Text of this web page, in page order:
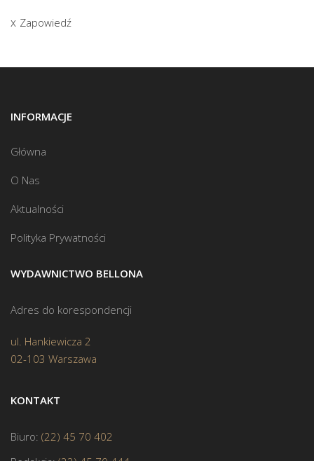
Zapowiedź
INFORMACJE
Główna
O Nas
Aktualności
Polityka Prywatności
WYDAWNICTWO BELLONA
Adres do korespondencji
ul. Hankiewicza 2
02-103 Warszawa
KONTAKT
Biuro: (22) 45 70 402